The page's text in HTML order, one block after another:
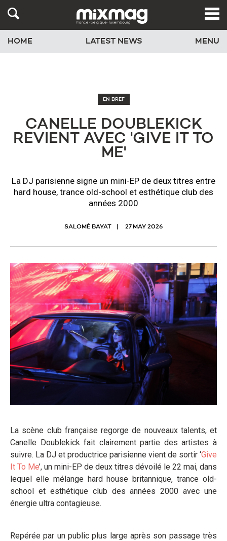
HOME LATEST NEWS MENU
EN BREF
CANELLE DOUBLEKICK
REVIENT AVEC 'GIVE IT TO
ME'
La DJ parisienne signe un mini-EP de deux titres entre
hard house, trance old-school et esthétique club des
années 2000
SALOMÉ BAYAT 27 MAY 2026
La scène club française regorge de nouveaux talents, et
Canelle Doublekick fait clairement partie des artistes à
suivre. La DJ et productrice parisienne vient de sortir ‘Give
It To Me’, un mini-EP de deux titres dévoilé le 22 mai, dans
lequel elle mélange hard house britannique, trance old-
school et esthétique club des années 2000 avec une
énergie ultra contagieuse.
Repérée par un public plus large après son passage très